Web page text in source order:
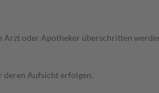
Arzt oder Apotheker überschritten
deren Aufsicht erfolgen.